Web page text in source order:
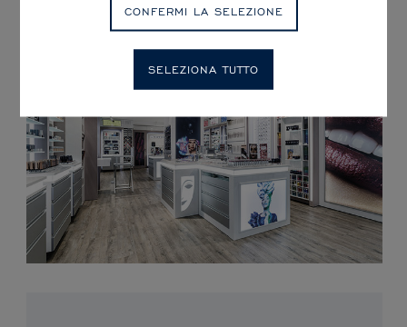
CONFERMI LA SELEZIONE
SELEZIONA TUTTO